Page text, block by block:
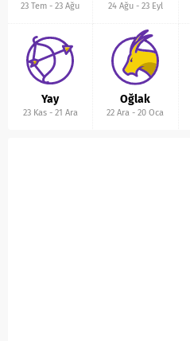
23 Tem -23 Ağu 24 Ağu- 23 Eyl
Yay
23 Kas- 21 Ara
Oğlak
22 Ara -20 Oca